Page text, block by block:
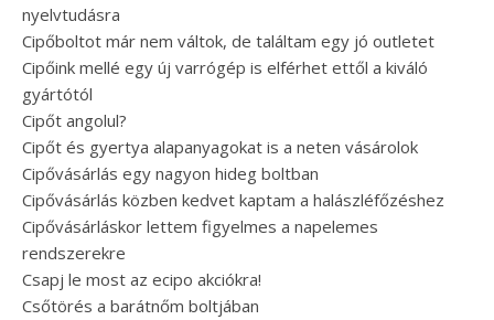
nyelvtudásra
Cipőboltot már nem váltok, de találtam egy jó outletet
Cipőink mellé egy új varrógép is elférhet ettől a kiváló
gyártótól
Cipőt angolul?
Cipőt és gyertya alapanyagokat is a neten vásárolok
Cipővásárlás egy nagyon hideg boltban
Cipővásárlás közben kedvet kaptam a halászléfőzéshez
Cipővásárláskor lettem figyelmes a napelemes
rendszerekre
Csapj le most az ecipo akciókra!
Csőtörés a barátnőm boltjában